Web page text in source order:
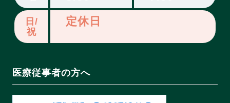
日/
祝
定休日
医療従事者の方へ